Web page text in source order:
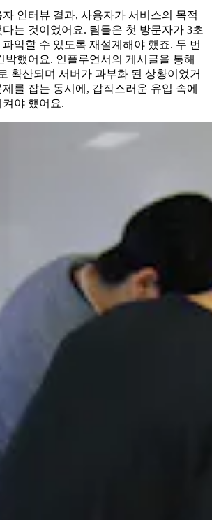
인터뷰 결과, 사용자가 서비스의 목적
는 것이었어요. 팀들은 첫 방문자가 3초
악할 수 있도록 재설계해야 했죠. 두 번
박했어요. 인플루언서의 게시글을 통해
확산되며 서버가 과부화 된 상황이었거
를 잡는 동시에, 갑작스러운 유입 속에
야 했어요.